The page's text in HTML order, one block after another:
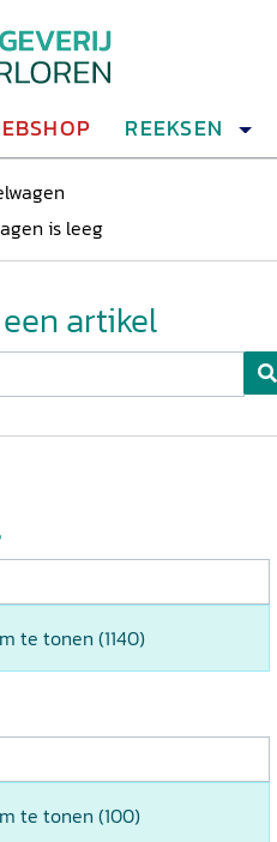
REEKSEN
is leeg
artikel
te tonen (1140)
te tonen (100)